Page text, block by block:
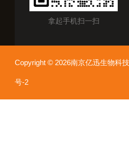
拿起手机扫一扫
Copyright © 2026南京亿迅生物科
号-2